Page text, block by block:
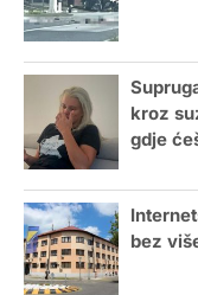
kroz
gdje
bez